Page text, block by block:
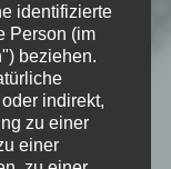
identifizierte
Person (im
beziehen.
indirekt,
zu einer
einer